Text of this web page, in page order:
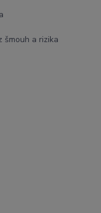
šmouh a rizika